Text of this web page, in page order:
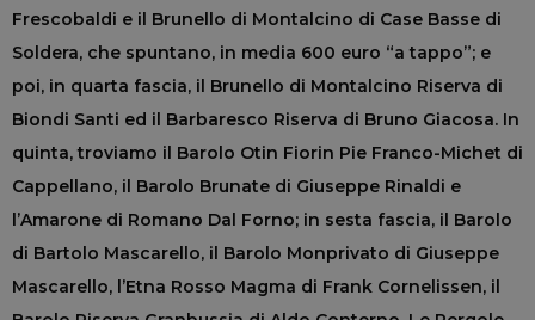
Frescobaldi e il Brunello di Montalcino di Case Basse di
Soldera, che spuntano, in media 600 euro “a tappo”; e
poi, in quarta fascia, il Brunello di Montalcino Riserva di
Biondi Santi ed il Barbaresco Riserva di Bruno Giacosa. In
quinta, troviamo il Barolo Otin Fiorin Pie Franco-Michet di
Cappellano, il Barolo Brunate di Giuseppe Rinaldi e
l’Amarone di Romano Dal Forno; in sesta fascia, il Barolo
di Bartolo Mascarello, il Barolo Monprivato di Giuseppe
Mascarello, l’Etna Rosso Magma di Frank Cornelissen, il